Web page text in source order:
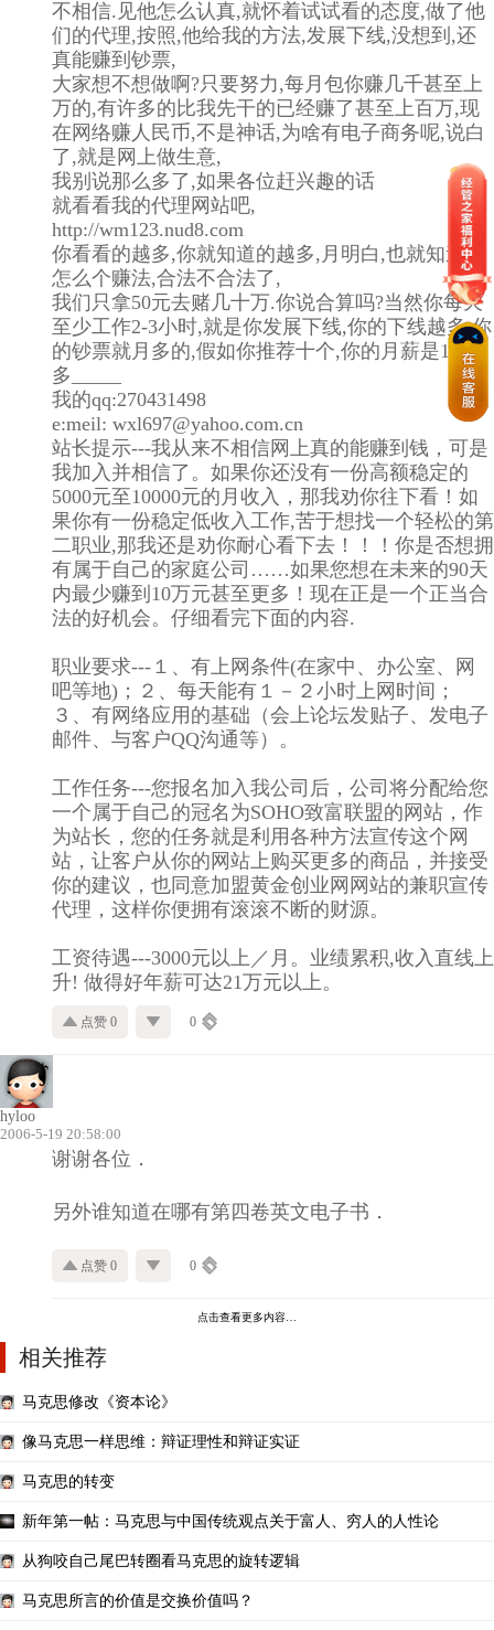
不相信.见他怎么认真,就怀着试试看的态度,做了他
们的代理,按照,他给我的方法,发展下线,没想到,还
真能赚到钞票,
大家想不想做啊?只要努力,每月包你赚几千甚至上
万的,有许多的比我先干的已经赚了甚至上百万,现
在网络赚人民币,不是神话,为啥有电子商务呢,说白
了,就是网上做生意,
我别说那么多了,如果各位赶兴趣的话
就看看我的代理网站吧,
http://wm123.nud8.com
你看看的越多,你就知道的越多,月明白,也就知道了
怎么个赚法,合法不合法了,
我们只拿50元去赌几十万.你说合算吗?当然你每天
至少工作2-3小时,就是你发展下线,你的下线越多,你
的钞票就月多的,假如你推荐十个,你的月薪是10万
多_____
我的qq:270431498
e:meil: wxl697@yahoo.com.cn
站长提示---我从来不相信网上真的能赚到钱，可是
我加入并相信了。如果你还没有一份高额稳定的
5000元至10000元的月收入，那我劝你往下看！如
果你有一份稳定低收入工作,苦于想找一个轻松的第
二职业,那我还是劝你耐心看下去！！！你是否想拥
有属于自己的家庭公司……如果您想在未来的90天
内最少赚到10万元甚至更多！现在正是一个正当合
法的好机会。仔细看完下面的内容.
职业要求---１、有上网条件(在家中、办公室、网
吧等地)；２、每天能有１－２小时上网时间；
３、有网络应用的基础（会上论坛发贴子、发电子
邮件、与客户QQ沟通等）。
工作任务---您报名加入我公司后，公司将分配给您
一个属于自己的冠名为SOHO致富联盟的网站，作
为站长，您的任务就是利用各种方法宣传这个网
站，让客户从你的网站上购买更多的商品，并接受
你的建议，也同意加盟黄金创业网网站的兼职宣传
代理，这样你便拥有滚滚不断的财源。
工资待遇---3000元以上／月。业绩累积,收入直线上
升! 做得好年薪可达21万元以上。
点赞 0 0
hyloo
2006-5-19 20:58:00
谢谢各位．
另外谁知道在哪有第四卷英文电子书．
点赞 0 0
点击查看更多内容…
相关推荐
马克思修改《资本论》
像马克思一样思维：辩证理性和辩证实证
马克思的转变
新年第一帖：马克思与中国传统观点关于富人、穷人的人性论
从狗咬自己尾巴转圈看马克思的旋转逻辑
马克思所言的价值是交换价值吗？